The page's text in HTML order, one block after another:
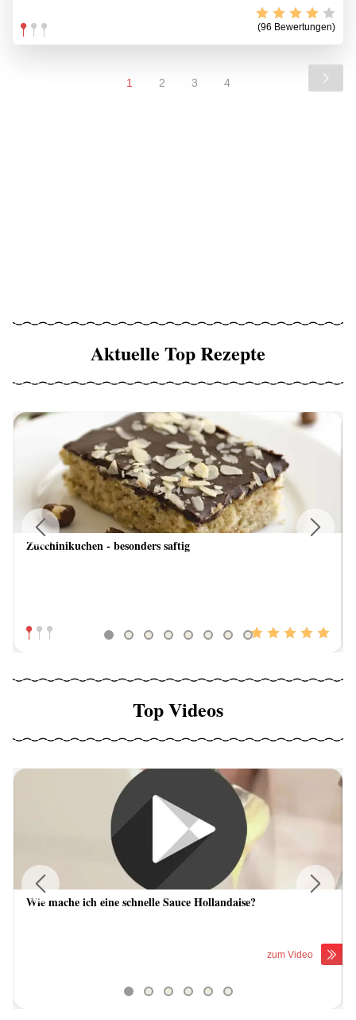
(96 Bewertungen)
1 2 3 4
Aktuelle Top Rezepte
Zucchinikuchen - besonders saftig
Previous
Top Videos
Wie mache ich eine schnelle Sauce Hollandaise?
zum Video
Previous